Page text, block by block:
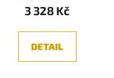
3 328 Kč
DETAIL